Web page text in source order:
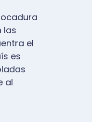
las
el
es
al